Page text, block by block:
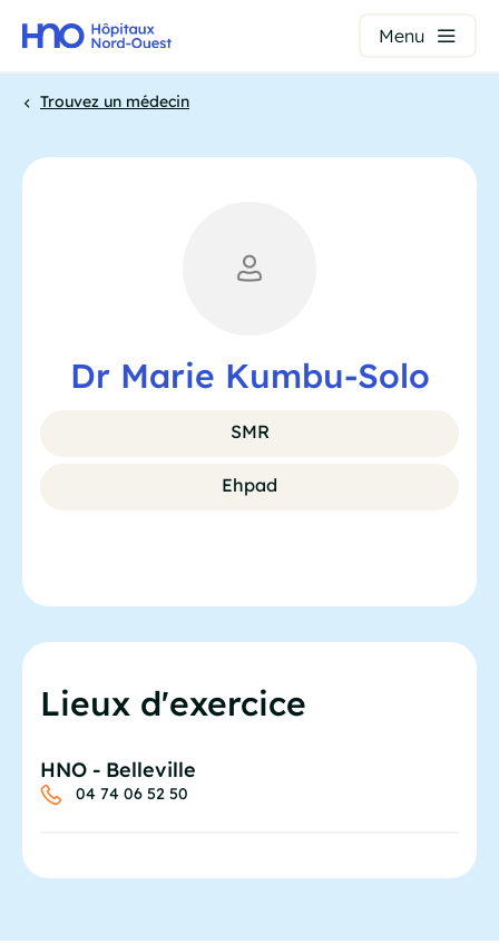
principal
Menu
d'Ariane
Trouvez un médecin
Dr Marie Kumbu-Solo
SMR
Ehpad
Lieux d'exercice
HNO - Belleville
04 74 06 52 50